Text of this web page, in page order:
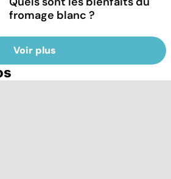
fromage blanc ?
Voir plus